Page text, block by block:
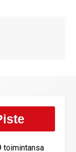
toimintansa